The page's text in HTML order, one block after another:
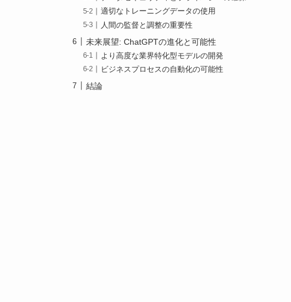
適切なトレーニングデータの使用
人間の監督と調整の重要性
未来展望: ChatGPTの進化と可能性
より高度な業界特化型モデルの開発
ビジネスプロセスの自動化の可能性
結論